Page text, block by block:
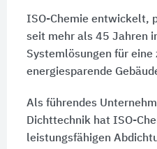
ISO-Chemie entwickelt,
seit mehr als 45 Jahren
Systemlösungen für eine
energiesparende
Als führendes
Dichttechnik hat ISO-
leistungsfähigen